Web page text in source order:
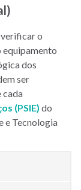
o
dos
ser
cada
(PSIE) do
e Tecnologia